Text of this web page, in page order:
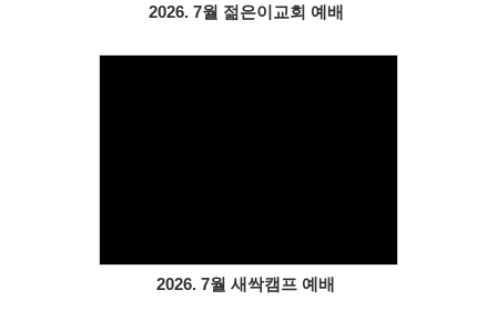
2026. 7월 젊은이교회 예배
2026. 7월 새싹캠프 예배